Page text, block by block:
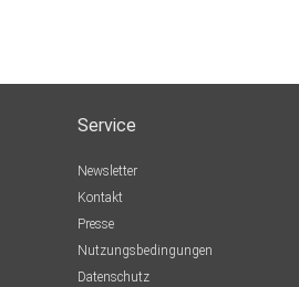
Service
Newsletter
Kontakt
Presse
Nutzungsbedingungen
Datenschutz